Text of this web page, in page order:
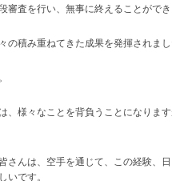
審査を行い、無事に終えることができ
の積み重ねてきた成果を発揮されまし
、様々なことを背負うことになりま
さんは、空手を通じて、この経験、
いです。